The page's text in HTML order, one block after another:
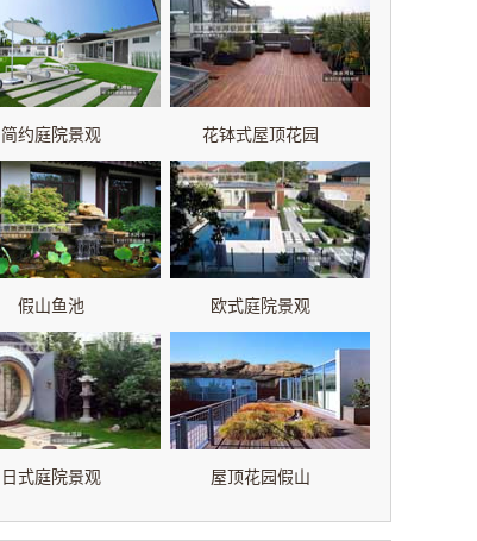
简约庭院景观 花钵式屋顶花园
假山鱼池 欧式庭院景观
日式庭院景观 屋顶花园假山